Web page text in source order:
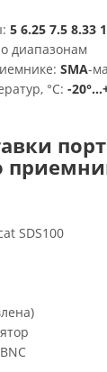
5 6.25 7.5 8.33
диапазонам
SMA-
°С: -
SDS100